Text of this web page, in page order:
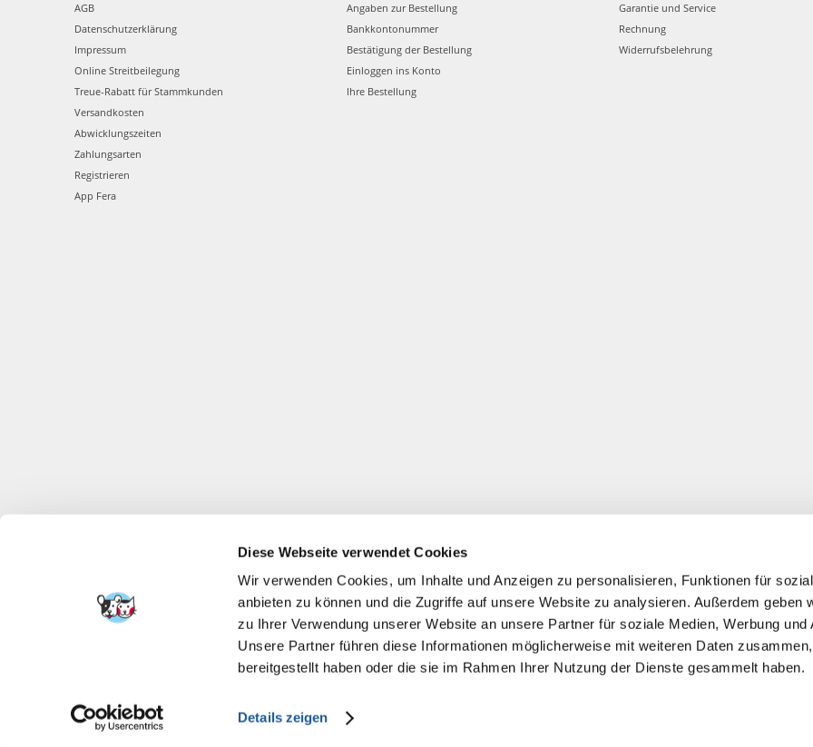
Diese Webseite verwendet Cookies
Wir verwenden Cookies, um Inhalte und Anzeigen zu personalisieren, Funktionen für
anbieten zu können und die Zugriffe auf unsere Website zu analysieren. Außerdem geben
zu Ihrer Verwendung unserer Website an unsere Partner für soziale Medien, Werbung und
Unsere Partner führen diese Informationen möglicherweise mit weiteren Daten
bereitgestellt haben oder die sie im Rahmen Ihrer Nutzung der Dienste gesammelt haben.
Details zeigen
AGB
Datenschutzerklärung
Impressum
Online Streitbeilegung
Treue-Rabatt für Stammkunden
Versandkosten
Abwicklungszeiten
Zahlungsarten
Registrieren
App Fera
Angaben zur Bestellung
Bankkontonummer
Bestätigung der Bestellung
Einloggen ins Konto
Ihre Bestellung
Garantie und Service
Rechnung
Widerrufsbelehrung
*Alle Preise inkl. ges. MwSt./ zzgl. Versand